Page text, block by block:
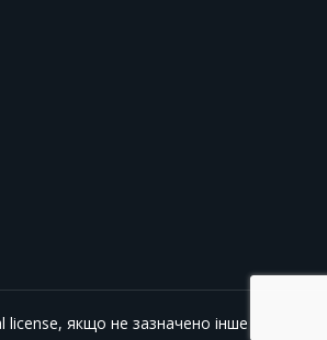
license, якщо не зазначено інше